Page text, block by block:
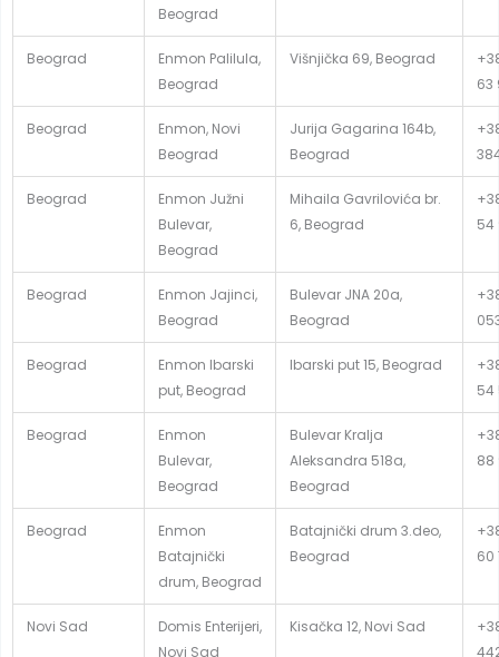
Beograd
Beograd
Enmon Palilula,
Beograd
Višnjička 69, Beograd
63
Beograd
Enmon, Novi
Beograd
Jurija Gagarina 164b,
Beograd
Beograd
Enmon Južni
Bulevar,
Beograd
Mihaila Gavrilovića br.
6, Beograd
54
Beograd
Enmon Jajinci,
Beograd
Bulevar JNA 20a,
Beograd
Beograd
Enmon Ibarski
put, Beograd
Ibarski put 15, Beograd
54
Beograd
Enmon
Bulevar,
Beograd
Bulevar Kralja
Aleksandra 518a,
Beograd
88
Beograd
Enmon
Batajnički
drum, Beograd
Batajnički drum 3.deo,
Beograd
60
Novi Sad
Domis Enterijeri,
Novi Sad
Kisačka 12, Novi Sad